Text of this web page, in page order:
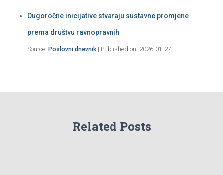
Dugoročne inicijative stvaraju sustavne promjene
prema društvu ravnopravnih
Source: Poslovni dnevnik Published on: 2026-01-27
Related Posts